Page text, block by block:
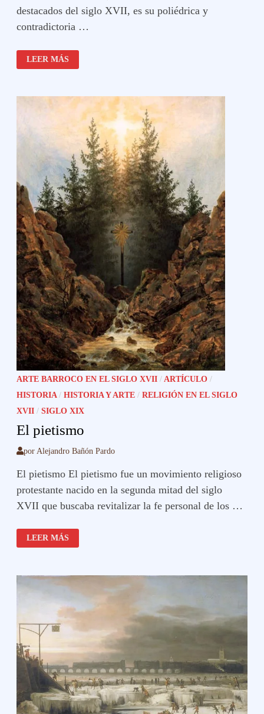
destacados del siglo XVII, es su poliédrica y
contradictoria …
EL
ENIGMA
WALLENSTEIN
LEER MÁS
ARTE BARROCO EN EL SIGLO XVII / ARTÍCULO /
HISTORIA /HISTORIA Y ARTE /RELIGIÓN EN EL SIGLO
XVII /SIGLO XIX
El pietismo
por Alejandro Bañón Pardo
El pietismo El pietismo fue un movimiento religioso
protestante nacido en la segunda mitad del siglo
XVII que buscaba revitalizar la fe personal de los …
EL
PIETISMO
LEER MÁS